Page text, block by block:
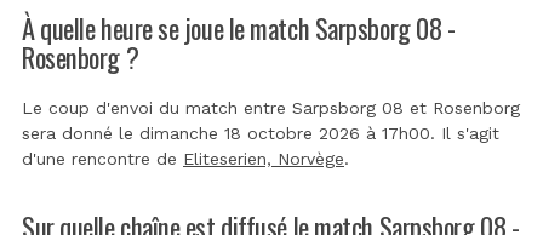
À quelle heure se joue le match Sarpsborg 08 -
Rosenborg ?
Le coup d'envoi du match entre Sarpsborg 08 et Rosenborg
sera donné le dimanche 18 octobre 2026 à 17h00. Il s'agit
d'une rencontre de Eliteserien, Norvège.
Sur quelle chaîne est diffusé le match Sarpsborg 08 -